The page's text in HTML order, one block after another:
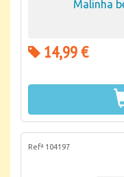
Malinha
14,99 €
Refª 104197